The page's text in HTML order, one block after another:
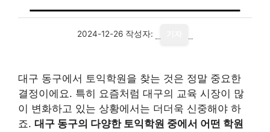
2024-12-26 작성자:
대구 동구에서 토익학원을 찾는 것은 정말 중요한
결정이에요. 특히 요즘처럼 대구의 교육 시장이 많
이 변화하고 있는 상황에서는 더더욱 신중해야 하
죠. 대구 동구의 다양한 토익학원 중에서 어떤 학원